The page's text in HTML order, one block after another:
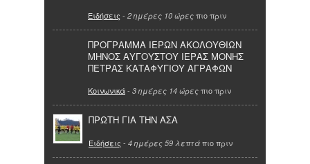
Ειδήσεις - 2 ημέρες 10 ώρες πιο πριν
ΠΡΟΓΡΑΜΜΑ ΙΕΡΩΝ ΑΚΟΛΟΥΘΙΩΝ
ΜΗΝΟΣ ΑΥΓΟΥΣΤΟΥ ΙΕΡΑΣ ΜΟΝΗΣ
ΠΕΤΡΑΣ ΚΑΤΑΦΥΓΙΟΥ ΑΓΡΑΦΩΝ
Κοινωνικά- 3 ημέρες 14 ώρες πιο πριν
ΠΡΩΤΗ ΓΙΑ ΤΗΝ ΑΣΑ
Ειδήσεις - 4 ημέρες 59 λεπτά πιο πριν